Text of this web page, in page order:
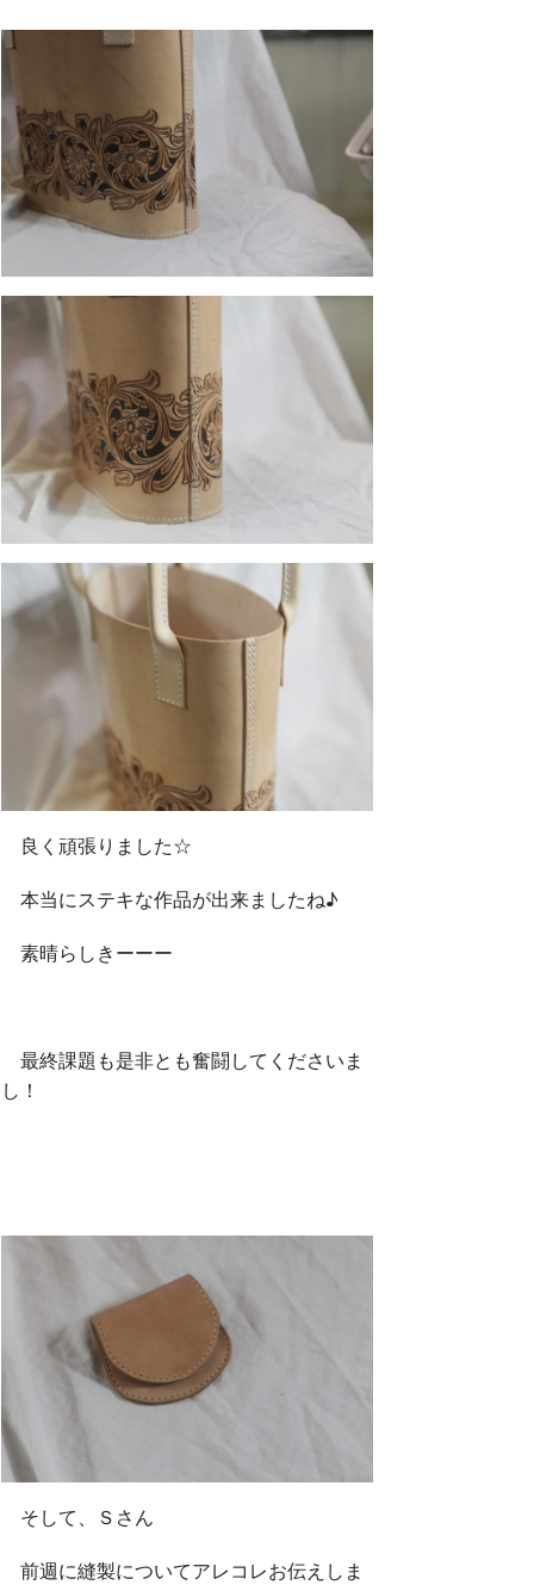
良く頑張りました☆
本当にステキな作品が出来ましたね♪
素晴らしきーーー
最終課題も是非とも奮闘してくださいま
し！
そして、Ｓさん
前週に縫製についてアレコレお伝えしま